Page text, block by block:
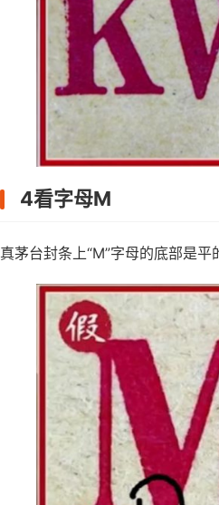
4看字母M
真茅台封条上“M”字母的底部是平